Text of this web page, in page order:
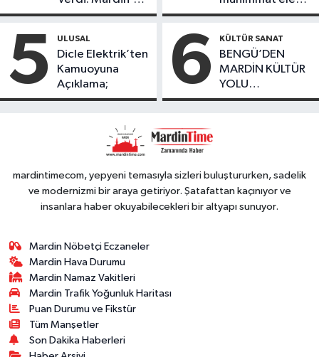
desteğinde
bulundu
Kayıp Kaçak
Düşüş
geçirildi
5 ULUSAL
Dicle Elektrik’ten
Kamuoyuna
Açıklama;
6 KÜLTÜR SANAT
BENGÜ’DEN
MARDİN KÜLTÜR
YOLU
FESTIVALİ’NDE
mardintimecom, yepyeni temasıyla sizleri buluştururken, sadelik
ve modernizmi bir araya getiriyor. Şatafattan kaçınıyor ve
insanlara haber okuyabilecekleri bir altyapı sunuyor.
Mardin Nöbetçi Eczaneler
Mardin Hava Durumu
Mardin Namaz Vakitleri
Mardin Trafik Yoğunluk Haritası
Puan Durumu ve Fikstür
Tüm Manşetler
Son Dakika Haberleri